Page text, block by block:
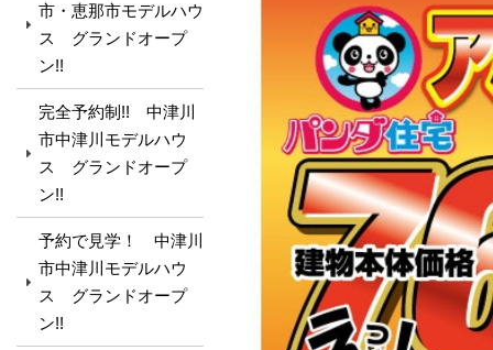
市・恵那市モデルハウ
ス グランドオープ
ン!!
完全予約制!! 中津川
市中津川モデルハウ
ス グランドオープ
ン!!
予約で見学！ 中津川
市中津川モデルハウ
ス グランドオープ
ン!!